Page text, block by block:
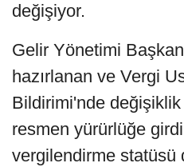
değişiyor.
Gelir Yönetimi
hazırlanan ve Vergi
Bildirimi'nde
resmen yürürlüğe
vergilendirme statüsü